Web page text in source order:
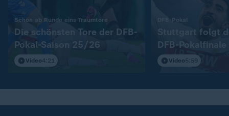
Schon ab Runde eins Traumtore
Die schönsten Tore der DFB-
Pokal-Saison 25/26
Video4:21
DFB-Pokal
Stuttgart folgt
DFB-Pokalfinale
Video5:59